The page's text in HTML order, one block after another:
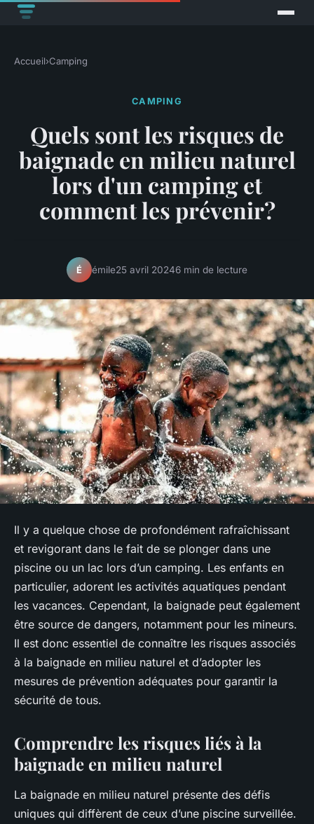
Accueil›Camping
CAMPING
Quels sont les risques de
baignade en milieu naturel
lors d'un camping et
comment les prévenir?
É émile25 avril 20246 min de lecture
Il y a quelque chose de profondément rafraîchissant
et revigorant dans le fait de se plonger dans une
piscine ou un lac lors d’un camping. Les enfants en
particulier, adorent les activités aquatiques pendant
les vacances. Cependant, la baignade peut également
être source de dangers, notamment pour les mineurs.
Il est donc essentiel de connaître les risques associés
à la baignade en milieu naturel et d’adopter les
mesures de prévention adéquates pour garantir la
sécurité de tous.
Comprendre les risques liés à la
baignade en milieu naturel
La baignade en milieu naturel présente des défis
uniques qui diffèrent de ceux d’une piscine surveillée.